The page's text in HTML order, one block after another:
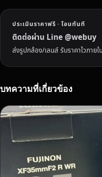
า
จี
น
ว่
า
ประเมินราคาฟรี · โอนทันที
ติดต่อผ่าน Line @webuy
ส่งรูปกล้อง/เลนส์ รับราคาไวภาย
บทความที่เกี่ยวข้อง